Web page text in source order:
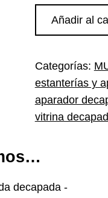
cantidad
Añadir al
Categorías:
estanterías y
aparador
vitrina